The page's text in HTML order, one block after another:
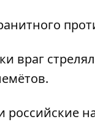
враг
российские